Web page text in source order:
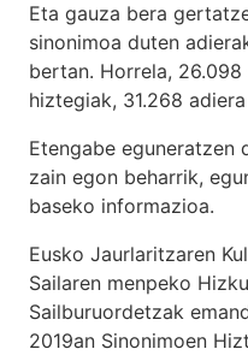
Eta gauza bera
sinonimoa duten
bertan. Horrela,
hiztegiak, 31.268
Etengabe eguneratzen
zain egon beharrik,
baseko informazioa.
Eusko Jaurlaritzaren
Sailaren menpeko
Sailburuordetzak
2019an Sinonimoen